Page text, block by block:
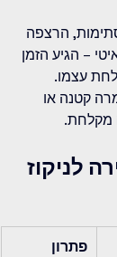
הרצפה
– הגיע הזמן
עצמו.
קטנה או
מקלחת.
לניקוז
פתרון